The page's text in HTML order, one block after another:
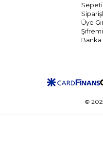
Üye
©